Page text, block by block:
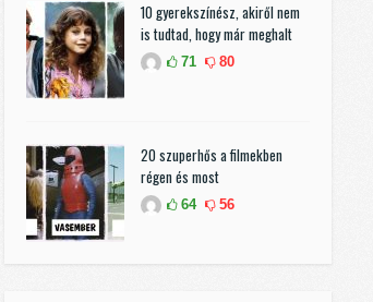
10 gyerekszínész, akiről nem
is tudtad, hogy már meghalt
71 80
20 szuperhős a filmekben
régen és most
64 56